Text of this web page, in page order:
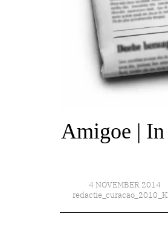
Amigoe | In
4 NOVEMBER 2014